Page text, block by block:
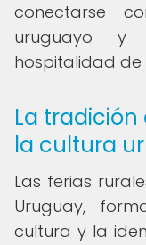
conectarse
uruguayo
hospitalidad de
La tradición
la cultura
Las ferias
Uruguay,
cultura y la